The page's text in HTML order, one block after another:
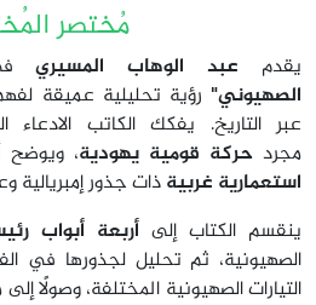
مُختصر
يقدم عبد الوهاب المسيري
الصهيوني" رؤية تحليلية عميقة
عبر التاريخ. يفكك الكاتب
مجردحركة قومية يهودية، ويوضح
استعمارية غربيةذات جذور إمبريالية
ينقسم الكتاب إلى أربعة أبواب
الصهيونية، ثم تحليل لجذورها في
التيارات الصهيونية المختلفة، وصولًا